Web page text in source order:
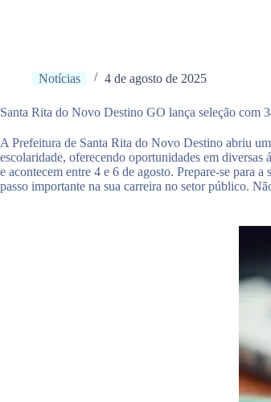
Notícias 4 de agosto de 2025
Santa Rita do Novo Destino GO lança seleção com
A Prefeitura de Santa Rita do Novo Destino abriu
escolaridade, oferecendo oportunidades em
e acontecem entre 4 e 6 de agosto. Prepare-se para
passo importante na sua carreira no setor público.